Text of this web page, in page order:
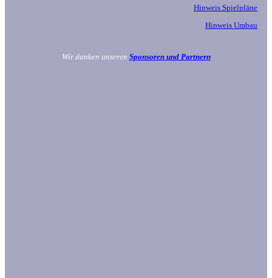
Hinweis Spielpläne
Hinweis Umbau
Wir danken unseren Sponsoren und Partnern